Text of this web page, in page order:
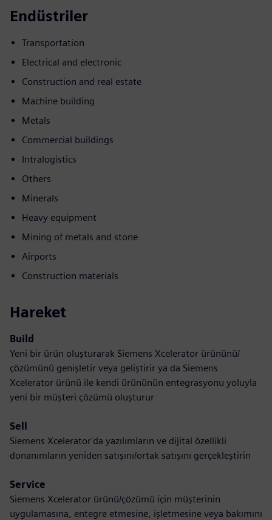
Endüstriler
Transportation
Electrical and electronic
Construction and real estate
Machine building
Metals
Commercial buildings
Intralogistics
Others
Minerals
Heavy equipment
Mining of metals and stone
Airports
Construction materials
Hareket
Build
Yeni bir ürün oluşturarak Siemens Xcelerator ürününü/
çözümünü genişletir veya geliştirir ya da Siemens
Xcelerator ürünü ile kendi ürününün entegrasyonu yoluyla
yeni bir müşteri çözümü oluşturur
Sell
Siemens Xcelerator'da yazılımların ve dijital özellikli
donanımların yeniden satışını/ortak satışını gerçekleştirin
Service
Siemens Xcelerator ürünü/çözümü için müşterinin
uygulamasına, entegre etmesine, işletmesine veya bakımını